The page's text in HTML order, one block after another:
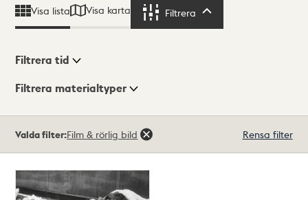
Visa lista Visa karta Filtrera
Visningsläge
Filtrera tid
Filtrera materialtyper
träffar
Valda filter:Film & rörlig bild Rensa filter